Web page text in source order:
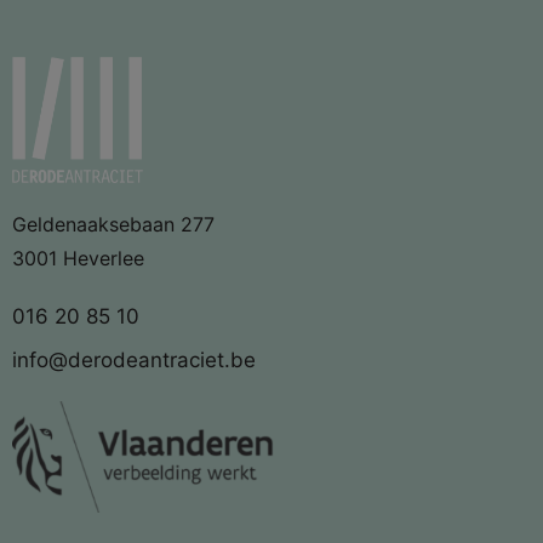
Geldenaaksebaan 277
3001 Heverlee
016 20 85 10
info@derodeantraciet.be